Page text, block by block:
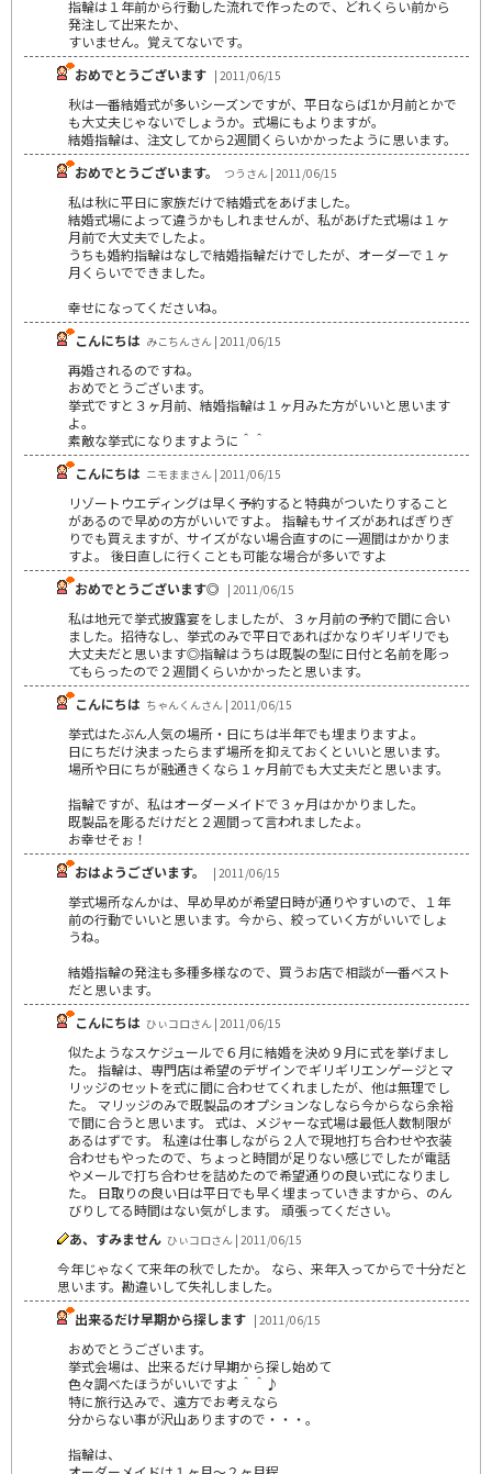
指輪は１年前から行動した流れで作ったので、どれくらい前から
発注して出来たか、
すいません。覚えてないです。
おめでとうございます | 2011/06/15
秋は一番結婚式が多いシーズンですが、平日ならば1か月前とかで
も大丈夫じゃないでしょうか。式場にもよりますが。
結婚指輪は、注文してから2週間くらいかかったように思います。
おめでとうございます。
つうさん | 2011/06/15
私は秋に平日に家族だけで結婚式をあげました。
結婚式場によって違うかもしれませんが、私があげた式場は１ヶ
月前で大丈夫でしたよ。
うちも婚約指輪はなしで結婚指輪だけでしたが、オーダーで１ヶ
月くらいでできました。
幸せになってくださいね。
こんにちは みこちんさん | 2011/06/15
再婚されるのですね。
おめでとうございます。
挙式ですと３ヶ月前、結婚指輪は１ヶ月みた方がいいと思います
よ。
素敵な挙式になりますように＾＾
こんにちは ニモままさん | 2011/06/15
リゾートウエディングは早く予約すると特典がついたりすること
があるので早めの方がいいですよ。 指輪もサイズがあればぎりぎ
りでも買えますが、サイズがない場合直すのに一週間はかかりま
すよ。 後日直しに行くことも可能な場合が多いですよ
おめでとうございます◎ | 2011/06/15
私は地元で挙式披露宴をしましたが、３ヶ月前の予約で間に合い
ました。招待なし、挙式のみで平日であればかなりギリギリでも
大丈夫だと思います◎指輪はうちは既製の型に日付と名前を彫っ
てもらったので２週間くらいかかったと思います。
こんにちは ちゃんくんさん | 2011/06/15
挙式はたぶん人気の場所・日にちは半年でも埋まりますよ。
日にちだけ決まったらまず場所を抑えておくといいと思います。
場所や日にちが融通きくなら１ヶ月前でも大丈夫だと思います。
指輪ですが、私はオーダーメイドで３ヶ月はかかりました。
既製品を彫るだけだと２週間って言われましたよ。
お幸せそぉ！
おはようございます。
| 2011/06/15
挙式場所なんかは、早め早めが希望日時が通りやすいので、１年
前の行動でいいと思います。今から、絞っていく方がいいでしょ
うね。
結婚指輪の発注も多種多様なので、買うお店で相談が一番ベスト
だと思います。
こんにちは ひぃコロさん | 2011/06/15
似たようなスケジュールで６月に結婚を決め９月に式を挙げまし
た。 指輪は、専門店は希望のデザインでギリギリエンゲージとマ
リッジのセットを式に間に合わせてくれましたが、他は無理でし
た。 マリッジのみで既製品のオプションなしなら今からなら余裕
で間に合うと思います。 式は、メジャーな式場は最低人数制限が
あるはずです。 私達は仕事しながら２人で現地打ち合わせや衣装
合わせもやったので、ちょっと時間が足りない感じでしたが電話
やメールで打ち合わせを詰めたので希望通りの良い式になりまし
た。 日取りの良い日は平日でも早く埋まっていきますから、のん
びりしてる時間はない気がします。 頑張ってください。
あ、すみません ひぃコロさん | 2011/06/15
今年じゃなくて来年の秋でしたか。 なら、来年入ってからで十分だと
思います。勘違いして失礼しました。
出来るだけ早期から探します | 2011/06/15
おめでとうございます。
挙式会場は、出来るだけ早期から探し始めて
色々調べたほうがいいですよ＾＾♪
特に旅行込みで、遠方でお考えなら
分からない事が沢山ありますので・・・。
指輪は、